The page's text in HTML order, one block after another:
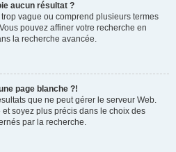
aucun résultat ?
vague ou comprend plusieurs termes
pouvez affiner votre recherche en
la recherche avancée.
page blanche ?!
que ne peut gérer le serveur Web.
soyez plus précis dans le choix des
par la recherche.